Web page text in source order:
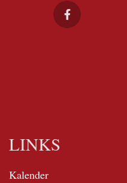
LINKS
Kalender